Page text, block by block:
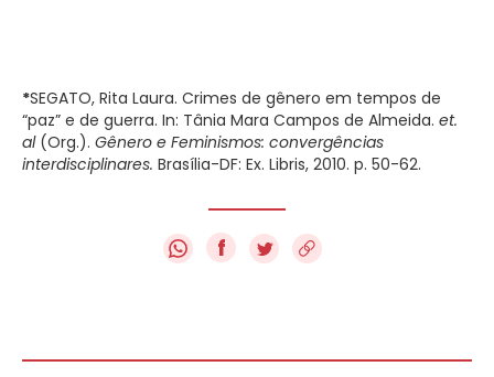
*SEGATO, Rita Laura. Crimes de gênero em tempos de
“paz” e de guerra. In: Tânia Mara Campos de Almeida. et.
al(Org.). Gênero e Feminismos: convergências
interdisciplinares. Brasília-DF: Ex. Libris, 2010. p. 50-62.
f